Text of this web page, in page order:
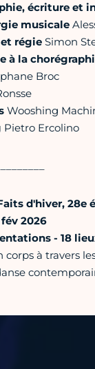
écriture et
musicale
régieSimon
à la
Broc
Wooshing
Pietro Ercolino
d'hiver, 28e
2026
- 18
corps à travers